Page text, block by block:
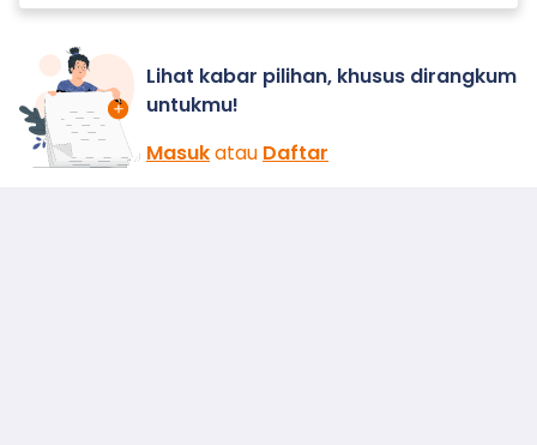
Lihat kabar pilihan, khusus dirangkum
untukmu!
Masukatau Daftar